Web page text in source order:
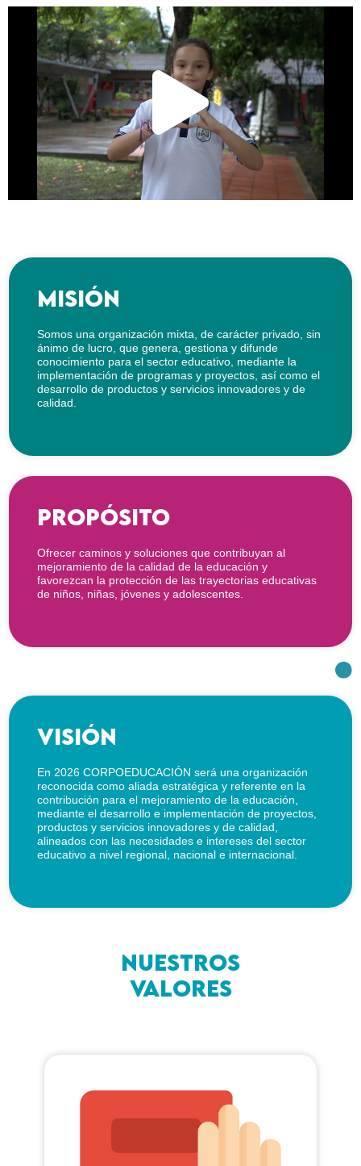
Misión
Somos una organización mixta, de carácter privado, sin
ánimo de lucro, que genera, gestiona y difunde
conocimiento para el sector educativo, mediante la
implementación de programas y proyectos, así como el
desarrollo de productos y servicios innovadores y de
calidad.
Propósito
Ofrecer caminos y soluciones que contribuyan al
mejoramiento de la calidad de la educación y
favorezcan la protección de las trayectorias educativas
de niños, niñas, jóvenes y adolescentes.
visión
En 2026 CORPOEDUCACIÓN será una organización
reconocida como aliada estratégica y referente en la
contribución para el mejoramiento de la educación,
mediante el desarrollo e implementación de proyectos,
productos y servicios innovadores y de calidad,
alineados con las necesidades e intereses del sector
educativo a nivel regional, nacional e internacional.
Nuestros
valores